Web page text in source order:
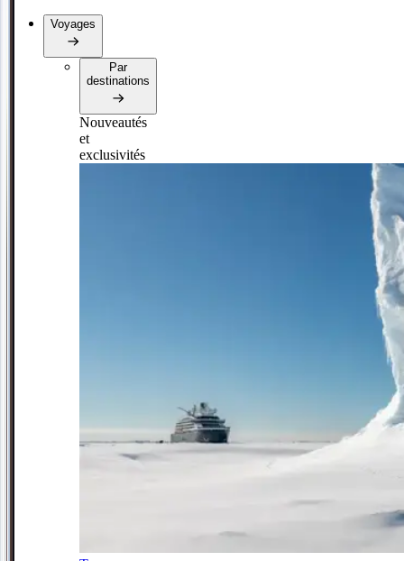
Voyages
Par
destinations
Nouveautés
et
exclusivités